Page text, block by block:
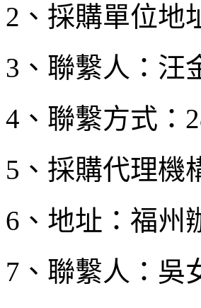
2、採購單位地
3、聯繫人：汪
4、聯繫方式：
5、採購代理機
6、地址：福州
7、聯繫人：吳